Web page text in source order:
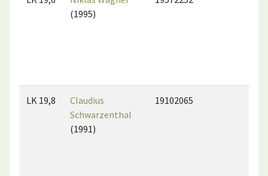
(1995)
LK 19,8
Claudius
Schwarzenthal
(1991)
19102065